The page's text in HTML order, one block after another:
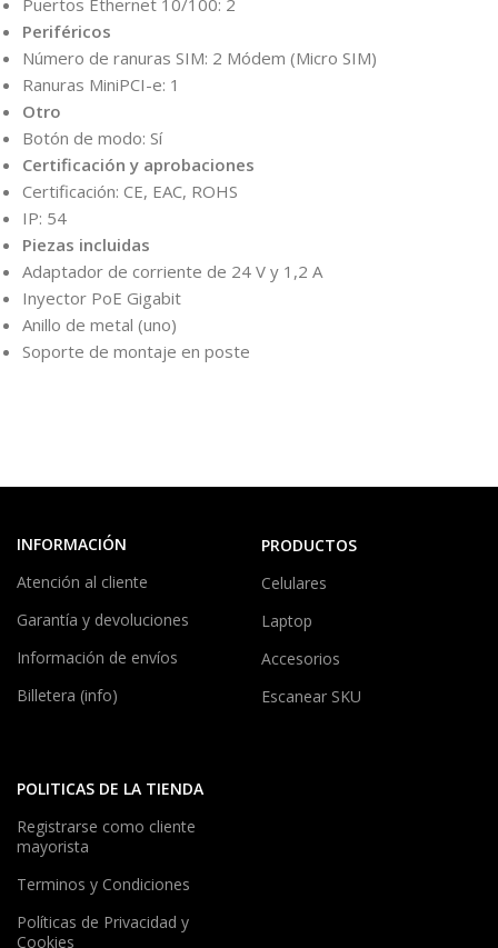
Puertos Ethernet 10/100: 2
Periféricos
Número de ranuras SIM: 2 Módem (Micro SIM)
Ranuras MiniPCI-e: 1
Otro
Botón de modo: Sí
Certificación y aprobaciones
Certificación: CE, EAC, ROHS
IP: 54
Piezas incluidas
Adaptador de corriente de 24 V y 1,2 A
Inyector PoE Gigabit
Anillo de metal (uno)
Soporte de montaje en poste
INFORMACIÓN
Atención al cliente
Garantía y devoluciones
Información de envíos
Billetera (info)
PRODUCTOS
Celulares
Laptop
Accesorios
Escanear SKU
POLITICAS DE LA TIENDA
Registrarse como cliente
mayorista
Terminos y Condiciones
Políticas de Privacidad y
Cookies